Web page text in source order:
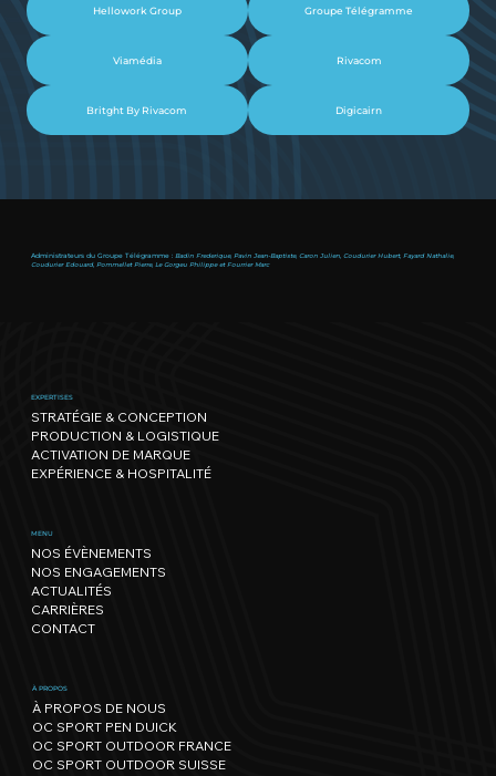
Hellowork Group Groupe Télégramme
Viamédia Rivacom
Britght By Rivacom Digicairn
Administrateurs du Groupe Télégramme : Badin Frederique, Pavin Jean-Baptiste, Caron Julien, Coudurier Hubert, Fayard Nathalie,
Coudurier Edouard, Pommellet Pierre, Le Gorgeu Philippe et Fourrier Marc
EXPERTISES
STRATÉGIE & CONCEPTION
PRODUCTION & LOGISTIQUE
ACTIVATION DE MARQUE
EXPÉRIENCE & HOSPITALITÉ
MENU
NOS ÉVÈNEMENTS
NOS ENGAGEMENTS
ACTUALITÉS
CARRIÈRES
CONTACT
À PROPOS
À PROPOS DE NOUS
OC SPORT PEN DUICK
OC SPORT OUTDOOR FRANCE
OC SPORT OUTDOOR SUISSE